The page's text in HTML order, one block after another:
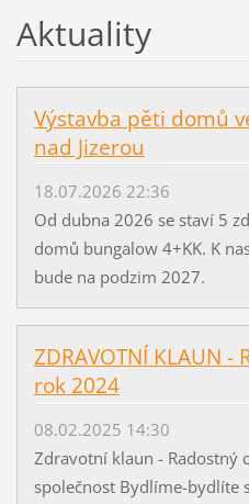
Aktuality
Výstavba pěti domů
nad Jizerou
18.07.2026 22:36
Od dubna 2026 se staví 5
domů bungalow 4+KK. K
bude na podzim 2027.
ZDRAVOTNÍ KLAUN
rok 2024
08.02.2025 14:30
Zdravotní klaun - Radostný
společnost Bydlíme-bydlíte